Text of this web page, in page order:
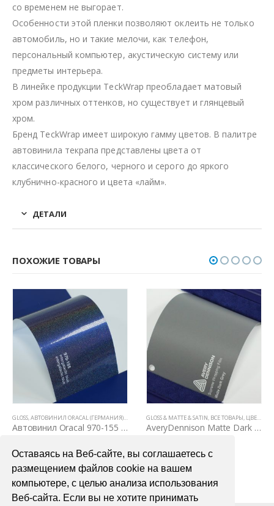
Оставаясь на Веб-сайте, вы соглашаетесь с
размещением файлов cookie на вашем
компьютере, с целью анализа использования
Веб-сайта. Если вы не хотите принимать
со временем не выгорает.
Особенности этой пленки позволяют оклеить не только
автомобиль, но и такие мелочи, как телефон,
персональный компьютер, акустическую систему или
предметы интерьера.
В линейке продукции TeckWrap преобладает матовый
хром различных оттенков, но существует и глянцевый
хром.
Бренд TeckWrap имеет широкую гамму цветов. В палитре
автовинила текрапа представлены цвета от
классического белого, черного и серого до яркого
клубнично-красного и цвета «лайм».
ДЕТАЛИ
ПОХОЖИЕ ТОВАРЫ
ПЛЕНКИ
,ЦВЕТНЫЕ ВИНИЛОВЫЕ ПЛЕНКИ
GLOSS АВТОВИНИЛ ORACAL (ГЕРМАНИЯ) ВСЕ ТОВАРЫ,ЦВЕТНЫЕ ВИНИЛОВЫЕ ПЛЕНКИ
Автовинил Oracal 970-155 intergalactic blue – “галактик” синий, глянец
В КОРЗИНУ
GLOSS & MATTE & SATIN ВСЕ ТОВАРЫ ЦВЕТНЫЕ ВИНИЛОВЫЕ ПЛЕНКИ
AveryDennison Matte Dark Grey
В КОРЗИНУ